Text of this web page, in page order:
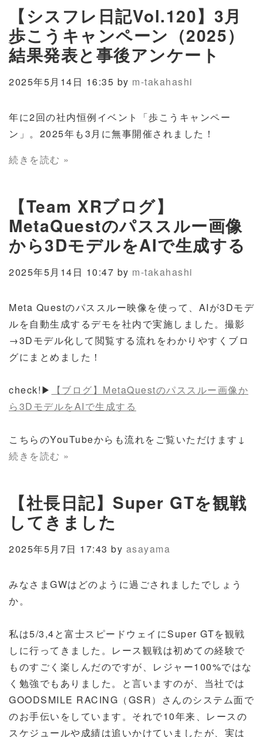
【シスフレ日記Vol.120】3月
歩こうキャンペーン（2025）
結果発表と事後アンケート
2025年5月14日 16:35 by m-takahashi
年に2回の社内恒例イベント「歩こうキャンペー
ン」。 2025年も3月に無事開催されました！
続きを読む »
【Team XRブログ】
MetaQuestのパススルー画像
から3DモデルをAIで生成する
2025年5月14日 10:47 by m-takahashi
Meta Questのパススルー映像を使って、AIが3Dモデ
ルを自動生成するデモを社内で実施しました。撮影
→3Dモデル化して閲覧する流れをわかりやすくブロ
グにまとめました！
check!▶
【ブログ】MetaQuestのパススルー画像か
ら3DモデルをAIで生成する
こちらのYouTubeからも流れをご覧いただけます↓
続きを読む »
【社長日記】Super GTを観戦
してきました
2025年5月7日 17:43 by asayama
みなさまGWはどのように過ごされましたでしょう
か。
私は5/3,4と富士スピードウェイにSuper GTを観戦
しに行ってきました。レース観戦は初めての経験で
ものすごく楽しんだのですが、レジャー100%ではな
く勉強でもありました。と言いますのが、当社では
GOODSMILE RACING（GSR）さんのシステム面で
のお手伝いをしています。それで10年来、レースの
スケジュールや成績は追いかけていましたが、実は